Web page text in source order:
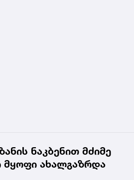
ნაკბენით მძიმე
მყოფი ახალგაზრდა